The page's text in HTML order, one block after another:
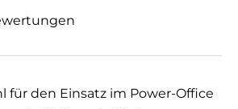
für den Einsatz im Power-Office